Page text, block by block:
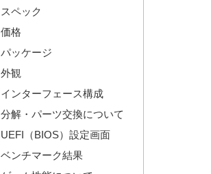
スペック
価格
パッケージ
外観
インターフェース構成
分解・パーツ交換について
UEFI（BIOS）設定画面
ベンチマーク結果